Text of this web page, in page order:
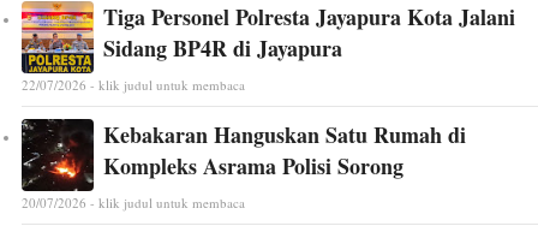
Tiga Personel Polresta Jayapura Kota Jalani
Sidang BP4R di Jayapura
22/07/2026 - klik judul untuk membaca
Kebakaran Hanguskan Satu Rumah di
Kompleks Asrama Polisi Sorong
20/07/2026 - klik judul untuk membaca